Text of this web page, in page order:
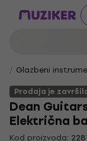
Glazbeni
Prodaja je
Dean
Električna
Kod proizvoda: